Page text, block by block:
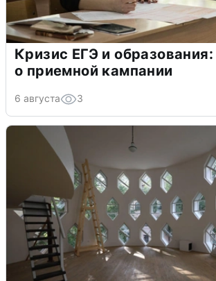
Кризис ЕГЭ и
о приемной кампании
6 августа 3